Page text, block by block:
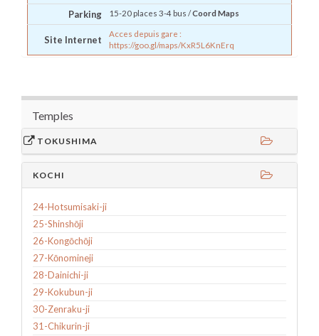
Parking 15-20 places 3-4 bus /Coord Maps
Site Internet
Acces depuis gare :
https://goo.gl/maps/KxR5L6KnErq
Temples
TOKUSHIMA
KOCHI
24-Hotsumisaki-ji
25-Shinshōji
26-Kongōchōji
27-Kōnomineji
28-Dainichi-ji
29-Kokubun-ji
30-Zenraku-ji
31-Chikurin-ji